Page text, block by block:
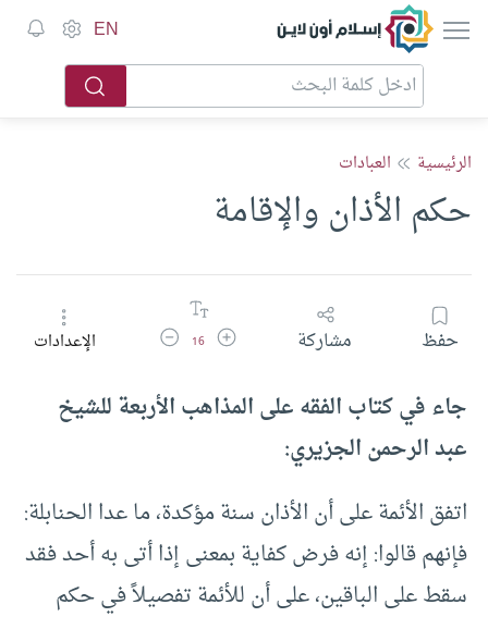
إسلام أون لاين EN
الرئيسية العبادات
حكم الأذان والإقامة
حفظ مشاركة زيادة حجم الخط
16 تقليل حجم الخطالإعدادات
جاء في كتاب الفقه على المذاهب الأربعة للشيخ
عبد الرحمن الجزيري:
اتفق الأئمة على أن الأذان سنة مؤكدة، ما عدا الحنابلة:
فإنهم قالوا: إنه فرض كفاية بمعنى إذا أتى به أحد فقد
سقط على الباقين، على أن للأئمة تفصيلاً في حكم